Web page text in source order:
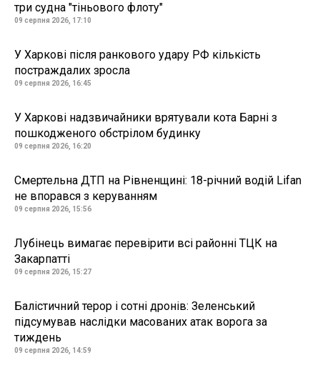
три судна "тіньового флоту"
09 серпня 2026, 17:10
У Харкові після ранкового удару РФ кількість
постраждалих зросла
09 серпня 2026, 16:45
У Харкові надзвичайники врятували кота Барні з
пошкодженого обстрілом будинку
09 серпня 2026, 16:20
Смертельна ДТП на Рівненщині: 18-річний водій Lifan
не впорався з керуванням
09 серпня 2026, 15:56
Лубінець вимагає перевірити всі районні ТЦК на
Закарпатті
09 серпня 2026, 15:27
Балістичний терор і сотні дронів: Зеленський
підсумував наслідки масованих атак ворога за
тиждень
09 серпня 2026, 14:59